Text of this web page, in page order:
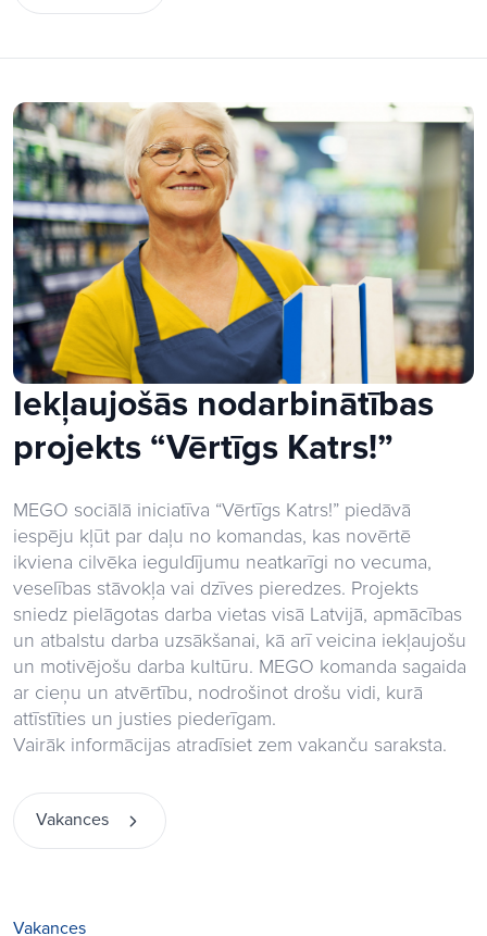
Iekļaujošās nodarbinātības
projekts “Vērtīgs Katrs!”
MEGO sociālā iniciatīva “Vērtīgs Katrs!” piedāvā
iespēju kļūt par daļu no komandas, kas novērtē
ikviena cilvēka ieguldījumu neatkarīgi no vecuma,
veselības stāvokļa vai dzīves pieredzes. Projekts
sniedz pielāgotas darba vietas visā Latvijā, apmācības
un atbalstu darba uzsākšanai, kā arī veicina iekļaujošu
un motivējošu darba kultūru. MEGO komanda sagaida
ar cieņu un atvērtību, nodrošinot drošu vidi, kurā
attīstīties un justies piederīgam.
Vairāk informācijas atradīsiet zem vakanču saraksta.
Vakances
Vakances